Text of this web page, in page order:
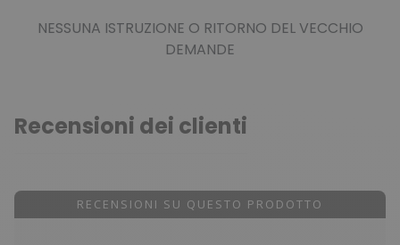
NESSUNA ISTRUZIONE O RITORNO DEL VECCHIO
DEMANDE
Recensioni dei clienti
RECENSIONI SU QUESTO PRODOTTO